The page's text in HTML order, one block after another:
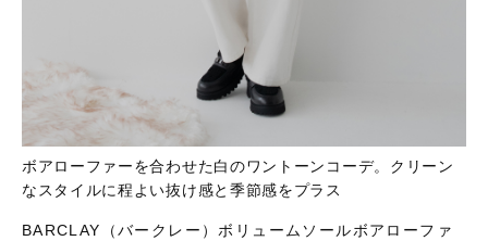
ボアローファーを合わせた白のワントーンコーデ。クリーン
なスタイルに程よい抜け感と季節感をプラス
BARCLAY（バークレー）ボリュームソールボアローファ